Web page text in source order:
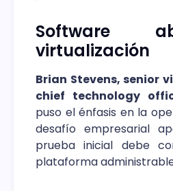
Software
virtualización
Brian Stevens, senior
chief technology
puso el énfasis en la
desafío empresarial
prueba inicial debe
plataforma